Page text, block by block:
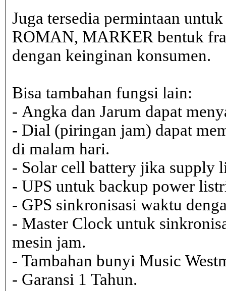
Juga tersedia permintaan
ROMAN, MARKER bentuk
dengan keinginan konsumen.
Bisa tambahan fungsi lain:
- Angka dan Jarum dapat
- Dial (piringan jam) dapat
di malam hari.
- Solar cell battery jika supply
- UPS untuk backup power
- GPS sinkronisasi waktu
- Master Clock untuk
mesin jam.
- Tambahan bunyi Music
- Garansi 1 Tahun.